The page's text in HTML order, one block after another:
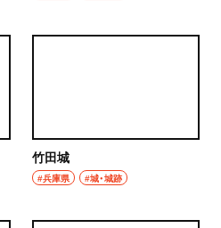
竹田城
#兵庫県 #城・城跡